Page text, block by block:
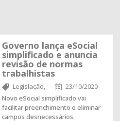
Governo lança eSocial
simplificado e anuncia
revisão de normas
trabalhistas
Legislação,
23/10/2020
Novo eSocial simplificado vai
facilitar preenchimento e eliminar
campos desnecessários.